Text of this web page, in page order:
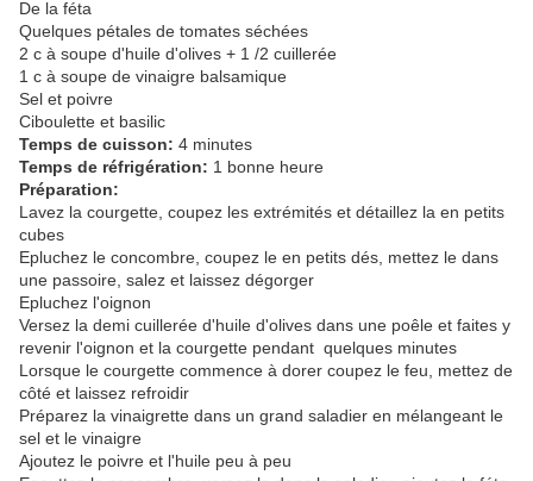
De la féta
Quelques pétales de tomates séchées
2 c à soupe d'huile d'olives + 1 /2 cuillerée
1 c à soupe de vinaigre balsamique
Sel et poivre
Ciboulette et basilic
Temps de cuisson: 4 minutes
Temps de réfrigération: 1 bonne heure
Préparation:
Lavez la courgette, coupez les extrémités et détaillez la en petits
cubes
Epluchez le concombre, coupez le en petits dés, mettez le dans
une passoire, salez et laissez dégorger
Epluchez l'oignon
Versez la demi cuillerée d'huile d'olives dans une poêle et faites y
revenir l'oignon et la courgette pendant quelques minutes
Lorsque le courgette commence à dorer coupez le feu, mettez de
côté et laissez refroidir
Préparez la vinaigrette dans un grand saladier en mélangeant le
sel et le vinaigre
Ajoutez le poivre et l'huile peu à peu